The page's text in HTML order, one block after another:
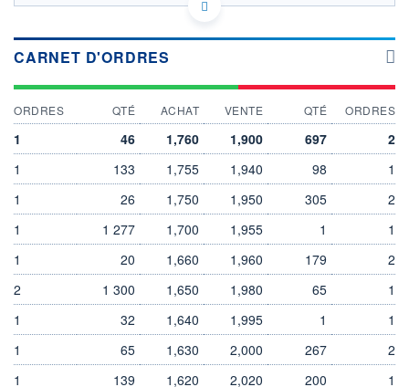
ACTIONNAIRES
EURONEXT PARIS DONNÉES TEMPS RÉEL
1,9
2,0
Services informatiques
OUVERTURE CLÔTURE VEILLE
1,755
1,895
1 574
CAPITAL ÉCHANGÉ
0,11%
CARNET D'ORDRES
ORDRES QTÉ ACHAT VENTE QTÉ ORDRES
1 46 1,760 1,900 697
2
1
133 1,755 1,940 98
1
1
26 1,750 1,950 305
2
1
1 277 1,700 1,955 1
1
1
20 1,660 1,960 179
2
2
1 300 1,650 1,980 65
1
1
32 1,640 1,995 1
1
1
65 1,630 2,000 267
2
1
139 1,620 2,020 200
1